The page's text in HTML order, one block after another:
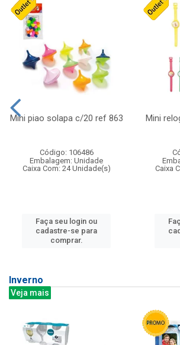
Mini piao solapa c/20 ref 863
Código: 106486
Embalagem: Unidade
Caixa Com: 24 Unidade(s)
Faça seu login ou
cadastre-se para
comprar.
Mini
Caixa
Inverno
Veja mais